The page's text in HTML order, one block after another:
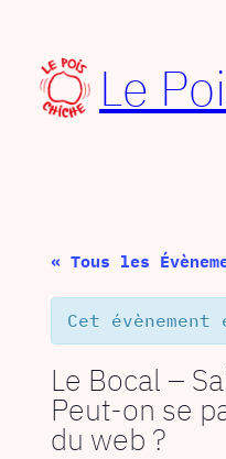
Le
« Tous les
Cet évènement
Le Bocal –
Peut-on se
du web ?